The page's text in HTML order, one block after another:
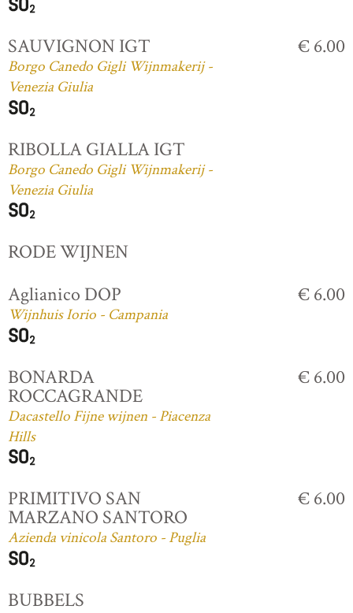
SAUVIGNON IGT
Borgo Canedo Gigli Wijnmakerij -
Venezia Giulia
€ 6.00
RIBOLLA GIALLA IGT
Borgo Canedo Gigli Wijnmakerij -
Venezia Giulia
RODE WIJNEN
Aglianico DOP
Wijnhuis Iorio - Campania
€ 6.00
BONARDA
ROCCAGRANDE
Dacastello Fijne wijnen - Piacenza
Hills
€ 6.00
PRIMITIVO SAN
MARZANO SANTORO
Azienda vinicola Santoro - Puglia
€ 6.00
BUBBELS